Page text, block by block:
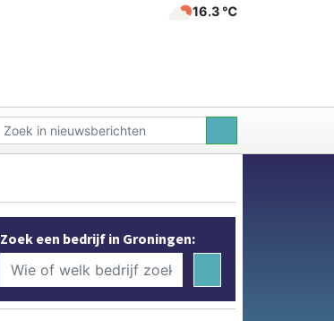
16.3 ℃
Zoek een bedrijf in Groningen: